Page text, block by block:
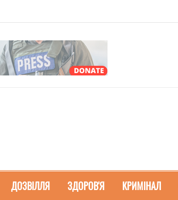
ДОЗВІЛЛЯ ЗДОРОВ'Я КРИМІНАЛ